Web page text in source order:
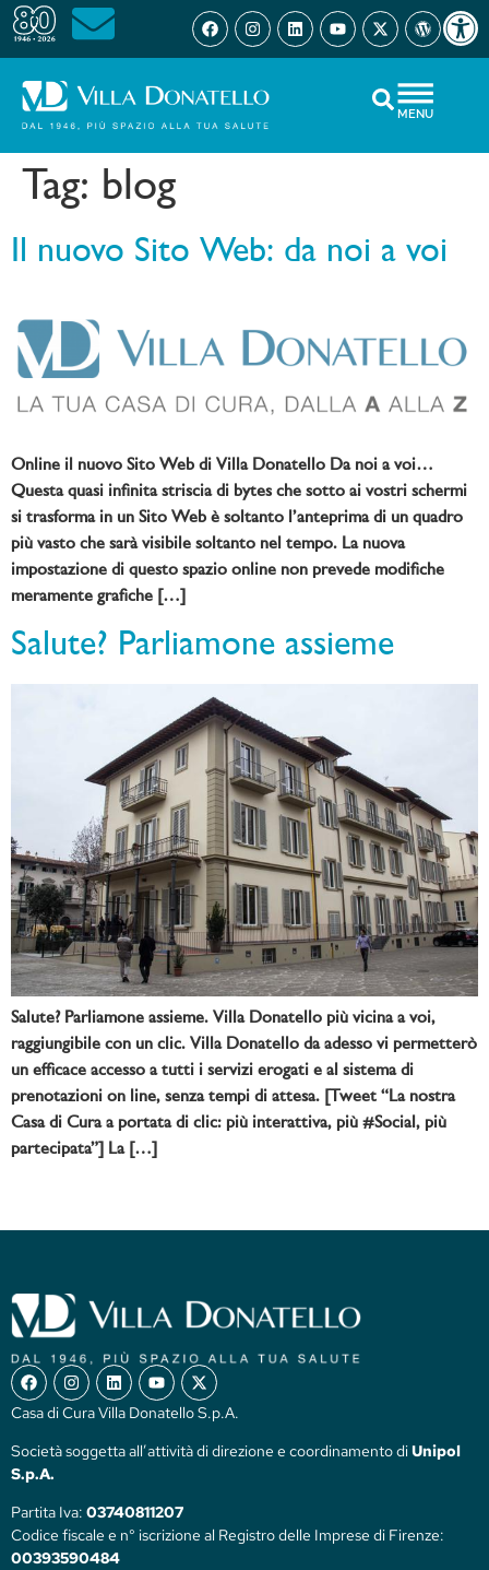
MENU
Tag: blog
Il nuovo Sito Web: da noi a voi
Online il nuovo Sito Web di Villa Donatello Da noi a voi…
Questa quasi infinita striscia di bytes che sotto ai vostri schermi
si trasforma in un Sito Web è soltanto l’anteprima di un quadro
più vasto che sarà visibile soltanto nel tempo. La nuova
impostazione di questo spazio online non prevede modifiche
meramente grafiche […]
Salute? Parliamone assieme
Salute? Parliamone assieme. Villa Donatello più vicina a voi,
raggiungibile con un clic. Villa Donatello da adesso vi permetterò
un efficace accesso a tutti i servizi erogati e al sistema di
prenotazioni on line, senza tempi di attesa. [Tweet “La nostra
Casa di Cura a portata di clic: più interattiva, più #Social, più
partecipata”] La […]
Casa di Cura Villa Donatello S.p.A.
Società soggetta all’attività di direzione e coordinamento diUnipol
S.p.A.
Partita Iva: 03740811207
Codice fiscale e n° iscrizione al Registro delle Imprese di Firenze:
00393590484